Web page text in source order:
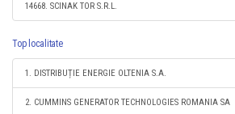
14668. SCINAK TOR S.R.L.
Top localitate
1. DISTRIBUȚIE ENERGIE OLTENIA S.A.
2. CUMMINS GENERATOR TECHNOLOGIES ROMANIA SA